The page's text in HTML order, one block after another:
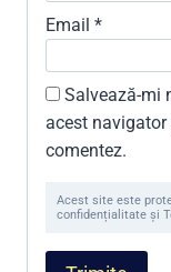
Email *
Salvează-mi
acest
comentez.
Acest site este
confidențialitate și